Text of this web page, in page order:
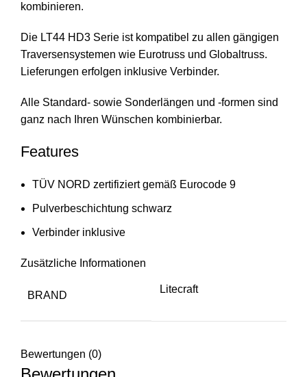
kombinieren.
Die LT44 HD3 Serie ist kompatibel zu allen gängigen
Traversensystemen wie Eurotruss und Globaltruss.
Lieferungen erfolgen inklusive Verbinder.
Alle Standard- sowie Sonderlängen und -formen sind
ganz nach Ihren Wünschen kombinierbar.
Features
TÜV NORD zertifiziert gemäß Eurocode 9
Pulverbeschichtung schwarz
Verbinder inklusive
Zusätzliche Informationen
BRAND
Litecraft
Bewertungen (0)